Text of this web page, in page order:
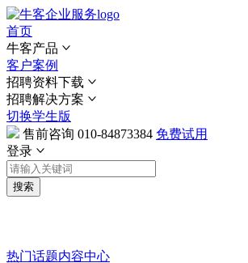
首页
牛客产品
客户案例
招聘资料下载
招聘解决方案
切换学生版
售前咨询 010-84873384 免费试用
登录
搜索
热门话题内容中心